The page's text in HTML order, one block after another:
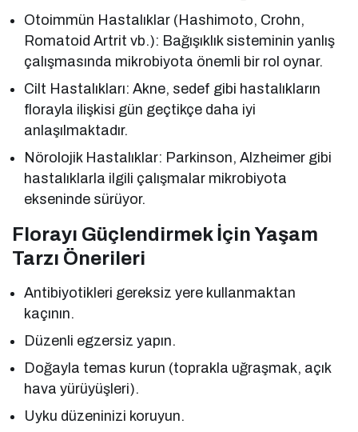
Otoimmün Hastalıklar (Hashimoto, Crohn,
Romatoid Artrit vb.): Bağışıklık sisteminin yanlış
çalışmasında mikrobiyota önemli bir rol oynar.
Cilt Hastalıkları: Akne, sedef gibi hastalıkların
florayla ilişkisi gün geçtikçe daha iyi
anlaşılmaktadır.
Nörolojik Hastalıklar: Parkinson, Alzheimer gibi
hastalıklarla ilgili çalışmalar mikrobiyota
ekseninde sürüyor.
Florayı Güçlendirmek İçin Yaşam
Tarzı Önerileri
Antibiyotikleri gereksiz yere kullanmaktan
kaçının.
Düzenli egzersiz yapın.
Doğayla temas kurun (toprakla uğraşmak, açık
hava yürüyüşleri).
Uyku düzeninizi koruyun.